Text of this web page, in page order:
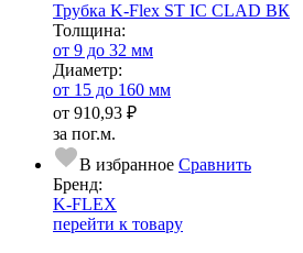
Трубка K-Flex ST IC CLAD ВК
Тол­щи­на:
от 9 до 32 мм
Диаметр:
от 15 до 160 мм
от 910,93 ₽
за пог.м.
В избранное Сравнить
Бренд:
K-FLEX
перейти к товару